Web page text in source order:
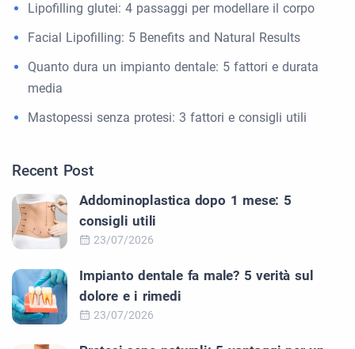
Lipofilling glutei: 4 passaggi per modellare il corpo
Facial Lipofilling: 5 Benefits and Natural Results
Quanto dura un impianto dentale: 5 fattori e durata
media
Mastopessi senza protesi: 3 fattori e consigli utili
Recent Post
Addominoplastica dopo 1 mese: 5
consigli utili
23/07/2026
Impianto dentale fa male? 5 verità sul
dolore e i rimedi
23/07/2026